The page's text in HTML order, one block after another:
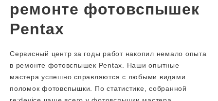
ремонте фотовспышек
Pentax
Сервисный центр за годы работ накопил немало опыта
в ремонте фотовспышек Pentax. Наши опытные
мастера успешно справляются с любыми видами
поломок фотовспышки. По статистике, собранной